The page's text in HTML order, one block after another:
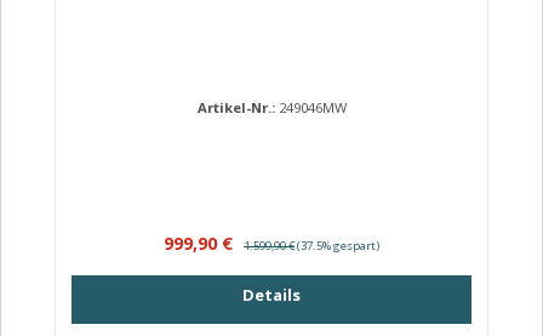
Artikel-Nr.: 249046MW
Verkaufspreis:
999,90 € Regulärer Preis:
1.599,90 €(37.5% gespart)
Details